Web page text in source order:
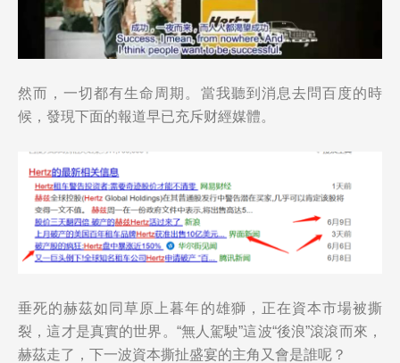
然而，一切都有生命周期。當我聽到消息去問百度的時
候，發現下面的報道早已充斥财經媒體。
垂死的赫茲如同草原上暮年的雄獅，正在資本市場被撕
裂，這才是真實的世界。“無人駕駛”這波“後浪”滾滾而來，
赫茲走了，下一波資本撕扯盛宴的主角又會是誰呢？